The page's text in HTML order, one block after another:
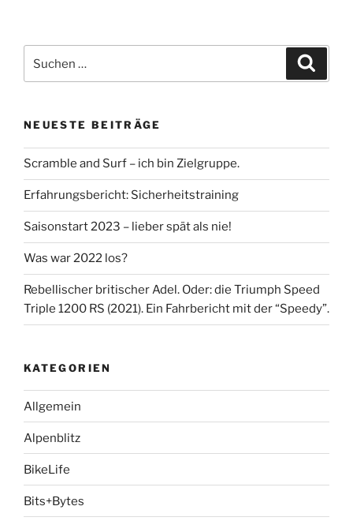
nach:
NEUESTE BEITRÄGE
Scramble and Surf – ich bin Zielgruppe.
Erfahrungsbericht: Sicherheitstraining
Saisonstart 2023 – lieber spät als nie!
Was war 2022 los?
Rebellischer britischer Adel. Oder: die Triumph Speed
Triple 1200 RS (2021). Ein Fahrbericht mit der “Speedy”.
KATEGORIEN
Allgemein
Alpenblitz
BikeLife
Bits+Bytes